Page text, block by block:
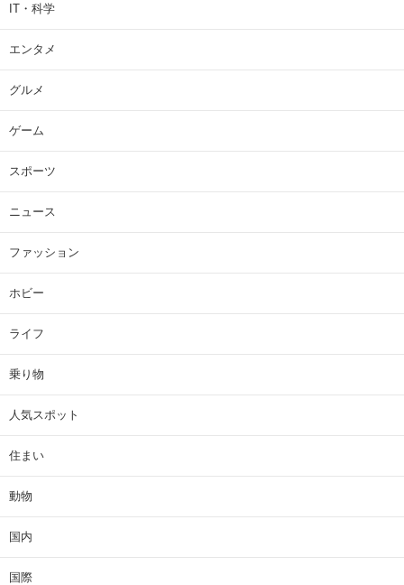
IT・科学
エンタメ
グルメ
ゲーム
スポーツ
ニュース
ファッション
ホビー
ライフ
乗り物
人気スポット
住まい
動物
国内
国際